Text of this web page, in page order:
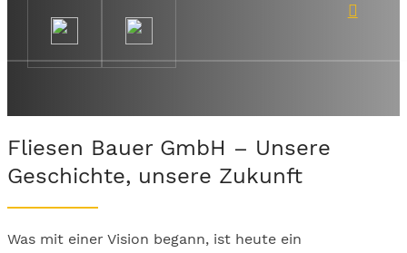
Fliesen Bauer GmbH – Unsere
Geschichte, unsere Zukunft
Was mit einer Vision begann, ist heute ein